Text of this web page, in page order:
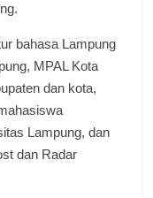
bahasa Lampung
MPAL Kota
dan kota,
Lampung, dan
dan Radar